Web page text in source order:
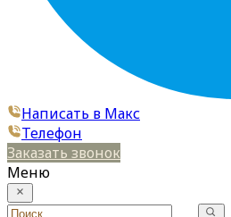
Написать в Макс
Телефон
Заказать звонок
Меню